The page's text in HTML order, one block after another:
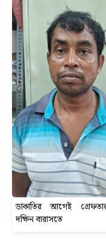
ডাকাতির আগেই
দক্ষিন বারাসতে